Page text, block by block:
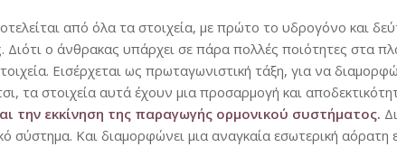
από όλα τα στοιχεία, με πρώτο το υδρογόνο και
ο άνθρακας υπάρχει σε πάρα πολλές ποιότητες στα
Εισέρχεται ως πρωταγωνιστική τάξη, για να
τα στοιχεία αυτά έχουν μια προσαρμογή και
την εκκίνηση της παραγωγής ορμονικού συστήματος.
σύστημα. Και διαμορφώνει μια αναγκαία εσωτερική αόρατη